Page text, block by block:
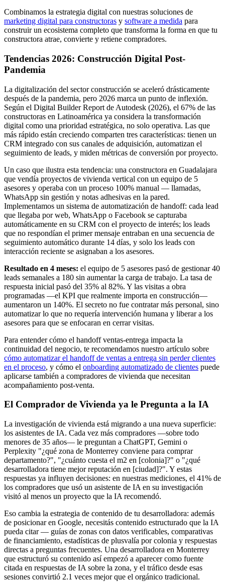
Combinamos la estrategia digital con nuestras soluciones de
marketing digital para constructoras y software a medida para
construir un ecosistema completo que transforma la forma en que tu
constructora atrae, convierte y retiene compradores.
Tendencias 2026: Construcción Digital Post-
Pandemia
La digitalización del sector construcción se aceleró drásticamente
después de la pandemia, pero 2026 marca un punto de inflexión.
Según el Digital Builder Report de Autodesk (2026), el 67% de las
constructoras en Latinoamérica ya considera la transformación
digital como una prioridad estratégica, no solo operativa. Las que
más rápido están creciendo comparten tres características: tienen un
CRM integrado con sus canales de adquisición, automatizan el
seguimiento de leads, y miden métricas de conversión por proyecto.
Un caso que ilustra esta tendencia: una constructora en Guadalajara
que vendía proyectos de vivienda vertical con un equipo de 5
asesores y operaba con un proceso 100% manual — llamadas,
WhatsApp sin gestión y notas adhesivas en la pared.
Implementamos un sistema de automatización de handoff: cada lead
que llegaba por web, WhatsApp o Facebook se capturaba
automáticamente en su CRM con el proyecto de interés; los leads
que no respondían el primer mensaje entraban en una secuencia de
seguimiento automático durante 14 días, y solo los leads con
interacción reciente se asignaban a los asesores.
Resultado en 4 meses: el equipo de 5 asesores pasó de gestionar 40
leads semanales a 180 sin aumentar la carga de trabajo. La tasa de
respuesta inicial pasó del 35% al 82%. Y las visitas a obra
programadas —el KPI que realmente importa en construcción—
aumentaron un 140%. El secreto no fue contratar más personal, sino
automatizar lo que no requería intervención humana y liberar a los
asesores para que se enfocaran en cerrar visitas.
Para entender cómo el handoff ventas-entrega impacta la
continuidad del negocio, te recomendamos nuestro artículo sobre
cómo automatizar el handoff de ventas a entrega sin perder clientes
en el proceso, y cómo el onboarding automatizado de clientes puede
aplicarse también a compradores de vivienda que necesitan
acompañamiento post-venta.
El Comprador de Vivienda ya le Pregunta a la IA
La investigación de vivienda está migrando a una nueva superficie:
los asistentes de IA. Cada vez más compradores —sobre todo
menores de 35 años— le preguntan a ChatGPT, Gemini o
Perplexity "¿qué zona de Monterrey conviene para comprar
departamento?", "¿cuánto cuesta el m2 en [colonia]?" o "¿qué
desarrolladora tiene mejor reputación en [ciudad]?". Y estas
respuestas ya influyen decisiones: en nuestras mediciones, el 41% de
los compradores que usó un asistente de IA en su investigación
visitó al menos un proyecto que la IA recomendó.
Eso cambia la estrategia de contenido de tu desarrolladora: además
de posicionar en Google, necesitás contenido estructurado que la IA
pueda citar — guías de zonas con datos verificables, comparativas
de financiamiento, estadísticas de plusvalía por colonia y respuestas
directas a preguntas frecuentes. Una desarrolladora en Monterrey
que estructuró su contenido así empezó a aparecer como fuente
citada en respuestas de IA sobre la zona, y el tráfico desde esas
sesiones convirtió 2.1 veces mejor que el orgánico tradicional.